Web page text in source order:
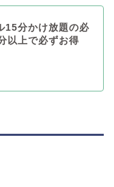
15分かけ放題の必
以上で必ずお得